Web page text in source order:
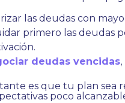
las deudas con
primero las deudas
deudas vencidas
es que tu plan sea
poco